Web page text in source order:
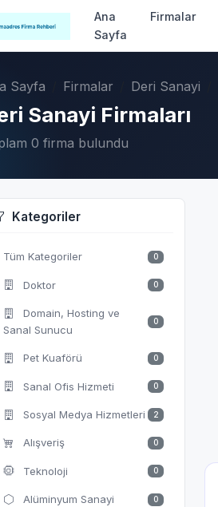
Ana
Sayfa
Firmalar
Sayfa Firmalar Deri Sanayi
Sanayi Firmaları
0 firma bulundu
Kategoriler
Tüm Kategoriler 0
Doktor 0
Domain, Hosting ve
Sanal Sunucu
0
Pet Kuaförü 0
Sanal Ofis Hizmeti 0
Sosyal Medya Hizmetleri 2
Alışveriş 0
Teknoloji 0
Alüminyum Sanayi 0